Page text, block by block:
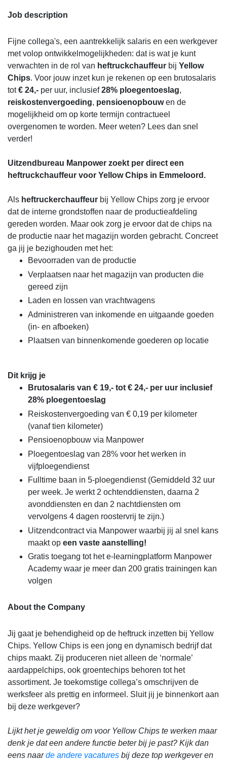
Job description
Fijne collega's, een aantrekkelijk salaris en een werkgever
met volop ontwikkelmogelijkheden: dat is wat je kunt
verwachten in de rol van heftruckchauffeur bij Yellow
Chips. Voor jouw inzet kun je rekenen op een brutosalaris
tot€ 24,- per uur, inclusief28% ploegentoeslag,
reiskostenvergoeding, pensioenopbouwen de
mogelijkheid om op korte termijn contractueel
overgenomen te worden. Meer weten? Lees dan snel
verder!
Uitzendbureau Manpower zoekt per direct een
heftruckchauffeur voor Yellow Chips in Emmeloord.
Als heftruckerchauffeur bij Yellow Chips zorg je ervoor
dat de interne grondstoffen naar de productieafdeling
gereden worden. Maar ook zorg je ervoor dat de chips na
de productie naar het magazijn worden gebracht. Concreet
ga jij je bezighouden met het:
Bevoorraden van de productie
Verplaatsen naar het magazijn van producten die
gereed zijn
Laden en lossen van vrachtwagens
Administreren van inkomende en uitgaande goeden
(in- en afboeken)
Plaatsen van binnenkomende goederen op locatie
Dit krijg je
Brutosalaris van € 19,- tot € 24,- per uur inclusief
28% ploegentoeslag
Reiskostenvergoeding van € 0,19 per kilometer
(vanaf tien kilometer)
Pensioenopbouw via Manpower
Ploegentoeslag van 28% voor het werken in
vijfploegendienst
Fulltime baan in 5-ploegendienst (Gemiddeld 32 uur
per week. Je werkt 2 ochtenddiensten, daarna 2
avonddiensten en dan 2 nachtdiensten om
vervolgens 4 dagen roostervrij te zijn.)
Uitzendcontract via Manpower waarbij jij al snel kans
maakt op een vaste aanstelling!
Gratis toegang tot het e-learningplatform Manpower
Academy waar je meer dan 200 gratis trainingen kan
volgen
About the Company
Jij gaat je behendigheid op de heftruck inzetten bij Yellow
Chips. Yellow Chips is een jong en dynamisch bedrijf dat
chips maakt. Zij produceren niet alleen de ‘normale’
aardappelchips, ook groentechips behoren tot het
assortiment. Je toekomstige collega’s omschrijven de
werksfeer als prettig en informeel. Sluit jij je binnenkort aan
bij deze werkgever?
Lijkt het je geweldig om voor Yellow Chips te werken maar
denk je dat een andere functie beter bij je past? Kijk dan
eens naarde andere vacatures bij deze top werkgever en